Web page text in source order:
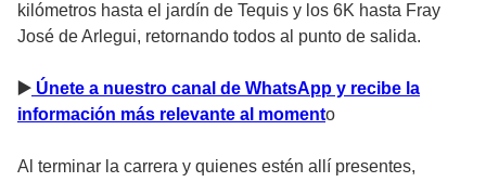
kilómetros hasta el jardín de Tequis y los 6K hasta Fray
José de Arlegui, retornando todos al punto de salida.
▶ ️ Únete a nuestro canal de WhatsApp y recibe la
información más relevante al momento
Al terminar la carrera y quienes estén allí presentes,